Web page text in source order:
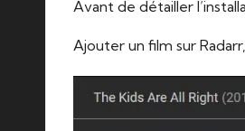
Avant de détailler
Ajouter un film sur